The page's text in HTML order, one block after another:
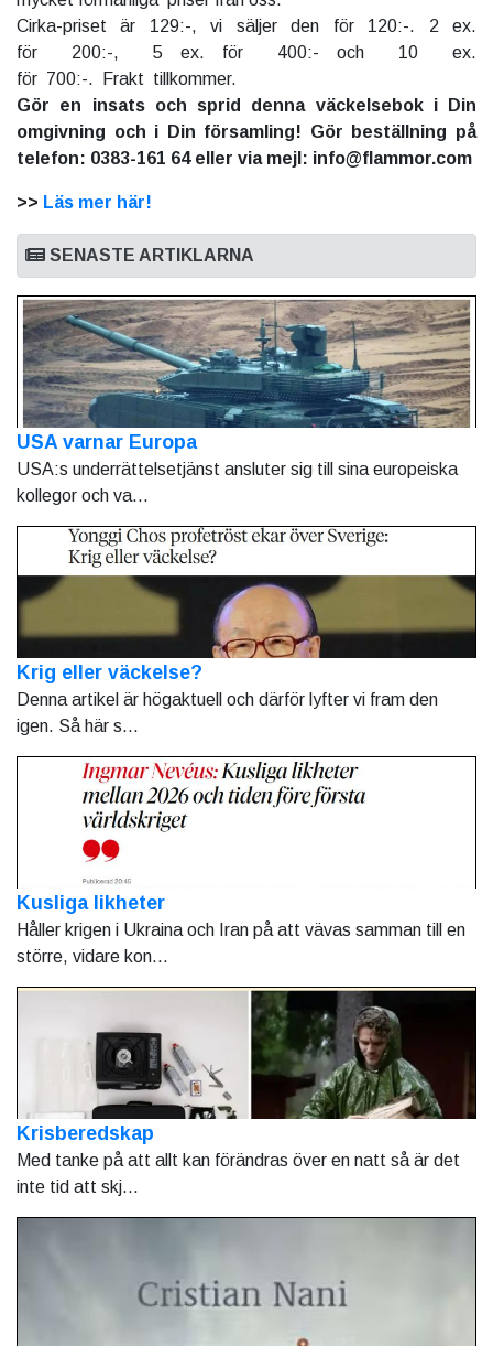
Cirka-priset är 129:-, vi säljer den för 120:-. 2 ex.
för 200:-, 5 ex. för 400:- och 10 ex.
för 700:-. Frakt tillkommer.
Gör en insats och sprid denna väckelsebok i Din
omgivning och i Din församling! Gör beställning på
telefon: 0383-161 64 eller via mejl: info@flammor.com
>> Läs mer här!
SENASTE ARTIKLARNA
USA varnar Europa
USA:s underrättelsetjänst ansluter sig till sina europeiska
kollegor och va...
Krig eller väckelse?
Denna artikel är högaktuell och därför lyfter vi fram den
igen. Så här s...
Kusliga likheter
Håller krigen i Ukraina och Iran på att vävas samman till en
större, vidare kon...
Krisberedskap
Med tanke på att allt kan förändras över en natt så är det
inte tid att skj...